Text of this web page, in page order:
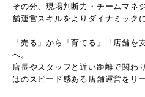
その分、現場判断力・チームマネ
舗運営スキルをよりダイナミック
「売る」から「育てる」「店舗を
へ。
店長やスタッフと近い距離で関わ
はのスピード感ある店舗運営をリ